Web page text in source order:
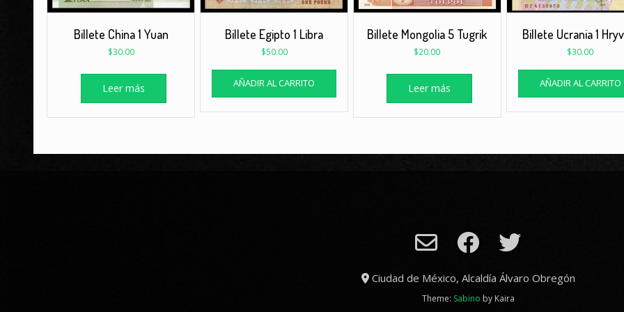
Billete China 1 Yuan
$30.00
Leer más
Billete Egipto 1 Libra
$50.00
AÑADIR AL CARRITO
Billete Mongolia 5 Tugrik
$20.00
Leer más
Billete Ucrania 1
$30.00
AÑADIR AL CARRITO
Ciudad de México, Alcaldía Álvaro Obregón
Theme: Sabino by Kaira